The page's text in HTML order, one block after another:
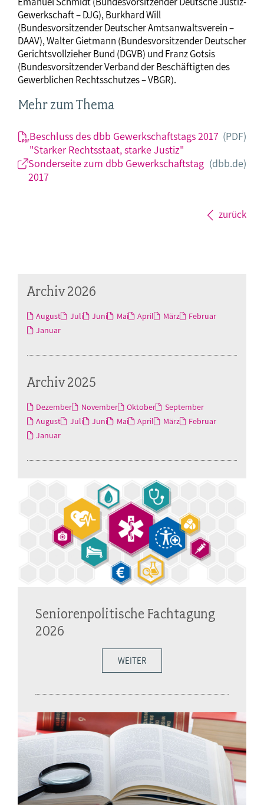
Gewerkschaft – DJG), Burkhard Will
(Bundesvorsitzender Deutscher Amtsanwaltsverein –
DAAV), Walter Gietmann (Bundesvorsitzender Deutscher
Gerichtsvollzieher Bund (DGVB) und Franz Gotsis
(Bundesvorsitzender Verband der Beschäftigten des
Gewerblichen Rechtsschutzes – VBGR).
Mehr zum Thema
Beschluss des dbb Gewerkschaftstags 2017
"Starker Rechtsstaat, starke Justiz"
(PDF)
Sonderseite zum dbb Gewerkschaftstag
2017
(dbb.de)
zurück
Archiv 2026
August Juli Juni Mai April März
Februar
Januar
Archiv 2025
Dezember November Oktober
September
August
Juli Juni Mai April März
Februar
Januar
Seniorenpolitische Fachtagung
2026
WEITER